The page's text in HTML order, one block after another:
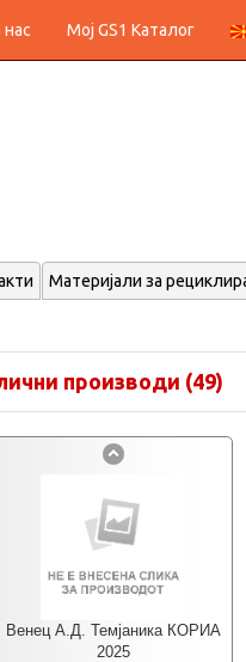
нас Мој GS1 Каталог
Материјали за
производи (49)
Венец А.Д. Темјаника КОРИА
2025